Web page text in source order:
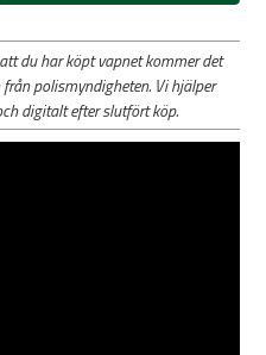
du har köpt vapnet kommer det
polismyndigheten. Vi hjälper
digitalt efter slutfört köp.